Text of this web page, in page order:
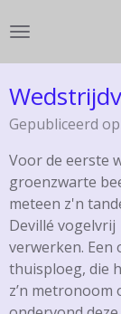
direct
naar
hoofdinhoud
Gepubliceerd
Voor de eerste
groenzwarte
meteen z'n
Devillé
verwerken. Een
thuisploeg, die
z’n metronoom